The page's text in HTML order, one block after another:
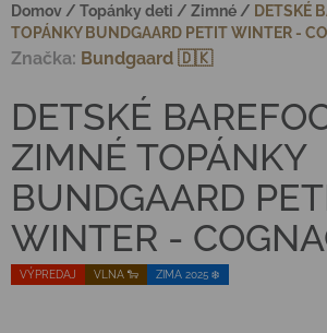
Domov / Topánky deti / Zimné / DETSKÉ
TOPÁNKY BUNDGAARD PETIT WINTER -
VÝPREDAJ VLNA 🐑 ZIMA 2025 ❄️
DETSKÉ
ZIMNÉ TOPÁNKY
BUNDGAARD
WINTER -
Značka: Bundgaard 🇩🇰